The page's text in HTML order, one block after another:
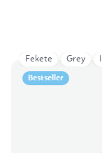
Bestseller
Fekete Grey